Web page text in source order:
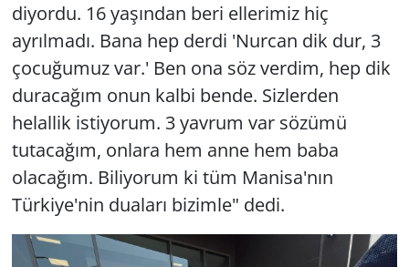
diyordu. 16 yaşından beri ellerimiz hiç
ayrılmadı. Bana hep derdi 'Nurcan dik dur, 3
çocuğumuz var.' Ben ona söz verdim, hep dik
duracağım onun kalbi bende. Sizlerden
helallik istiyorum. 3 yavrum var sözümü
tutacağım, onlara hem anne hem baba
olacağım. Biliyorum ki tüm Manisa'nın
Türkiye'nin duaları bizimle" dedi.